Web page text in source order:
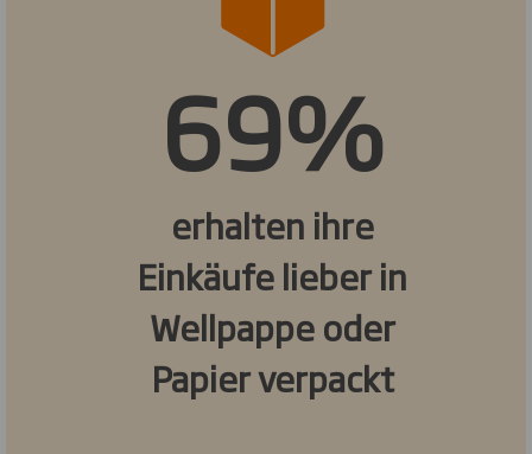
69%
erhalten ihre
Einkäufe lieber in
Wellpappe oder
Papier verpackt